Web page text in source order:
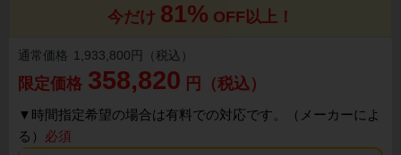
今だけ 81% OFF以上！
通常価格 1,933,800円（税込）
限定価格 358,820 円（税込）
▼ 時間指定希望の場合は有料での対応です。（メーカーによ
る） 必須